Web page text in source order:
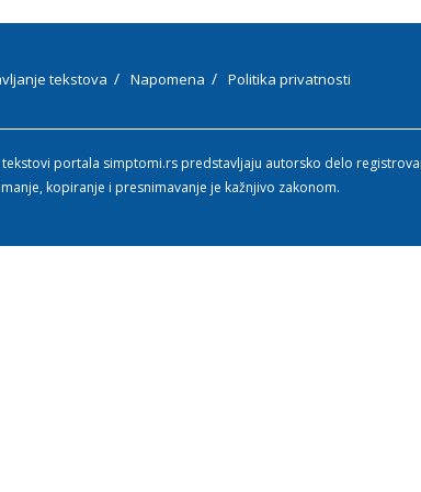
tekstova Napomena Politika privatnosti
portala simptomi.rs predstavljaju autorsko delo
kopiranje i presnimavanje je kažnjivo zakonom.